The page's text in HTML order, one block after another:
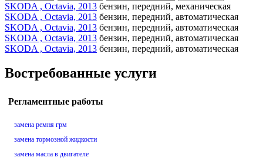
SKODA , Octavia, 2013 бензин, передний, механическая
SKODA , Octavia, 2013 бензин, передний, автоматическая
SKODA , Octavia, 2013 бензин, передний, автоматическая
SKODA , Octavia, 2013 бензин, передний, автоматическая
SKODA , Octavia, 2013 бензин, передний, автоматическая
Востребованные услуги
Регламентные работы
замена ремня грм
замена тормозной жидкости
замена масла в двигателе